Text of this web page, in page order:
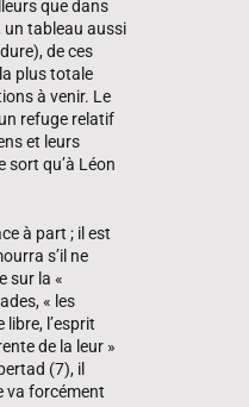
que dans
un tableau aussi
de ces
plus totale
à venir. Le
refuge relatif
et leurs
sort qu’à Léon
à part ; il est
s’il ne
sur la «
« les
l’esprit
de la leur »
(7), il
va forcément